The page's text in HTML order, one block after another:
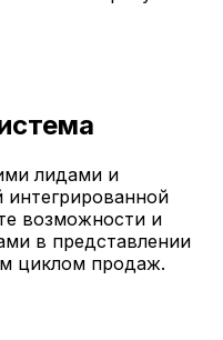
лидами и
возможности и
в представлении
циклом продаж.